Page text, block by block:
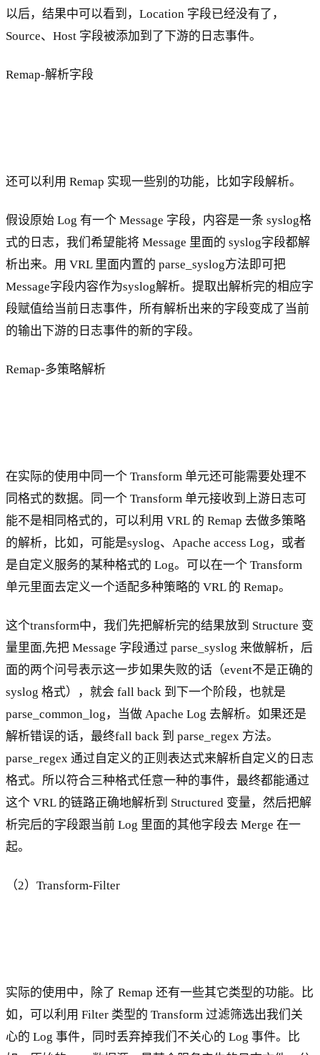
以后，结果中可以看到，Location 字段已经没有了，
Source、Host 字段被添加到了下游的日志事件。
Remap-解析字段
还可以利用 Remap 实现一些别的功能，比如字段解析。
假设原始 Log 有一个 Message 字段，内容是一条 syslog格
式的日志，我们希望能将 Message 里面的 syslog字段都解
析出来。用 VRL 里面内置的 parse_syslog方法即可把
Message字段内容作为syslog解析。提取出解析完的相应字
段赋值给当前日志事件，所有解析出来的字段变成了当前
的输出下游的日志事件的新的字段。
Remap-多策略解析
在实际的使用中同一个 Transform 单元还可能需要处理不
同格式的数据。同一个 Transform 单元接收到上游日志可
能不是相同格式的，可以利用 VRL 的 Remap 去做多策略
的解析，比如，可能是syslog、Apache access Log，或者
是自定义服务的某种格式的 Log。可以在一个 Transform
单元里面去定义一个适配多种策略的 VRL 的 Remap。
这个transform中，我们先把解析完的结果放到 Structure 变
量里面,先把 Message 字段通过 parse_syslog 来做解析，后
面的两个问号表示这一步如果失败的话（event不是正确的
syslog 格式），就会 fall back 到下一个阶段，也就是
parse_common_log，当做 Apache Log 去解析。如果还是
解析错误的话，最终fall back 到 parse_regex 方法。
parse_regex 通过自定义的正则表达式来解析自定义的日志
格式。所以符合三种格式任意一种的事件，最终都能通过
这个 VRL 的链路正确地解析到 Structured 变量，然后把解
析完后的字段跟当前 Log 里面的其他字段去 Merge 在一
起。
（2）Transform-Filter
实际的使用中，除了 Remap 还有一些其它类型的功能。比
如，可以利用 Filter 类型的 Transform 过滤筛选出我们关
心的 Log 事件，同时丢弃掉我们不关心的 Log 事件。比